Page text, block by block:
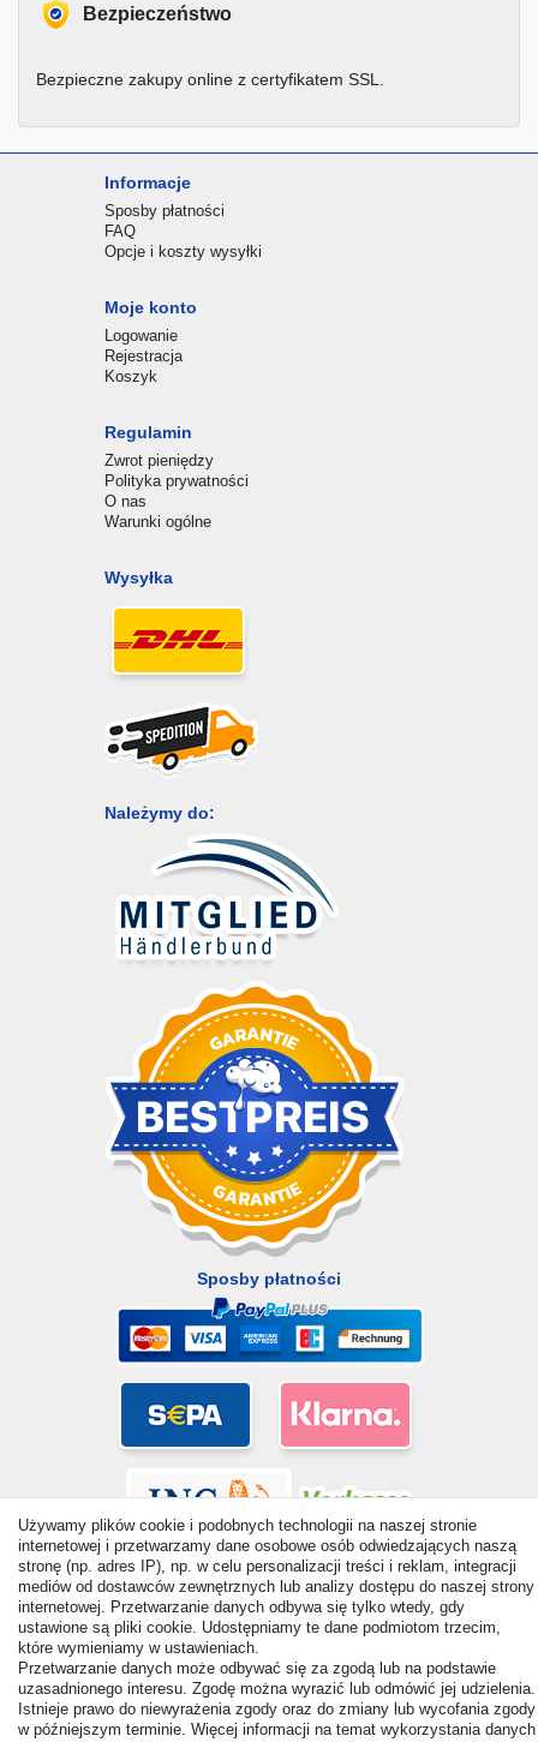
Bezpieczeństwo
Bezpieczne zakupy online z certyfikatem SSL.
Informacje
Sposby płatności
FAQ
Opcje i koszty wysyłki
Moje konto
Logowanie
Rejestracja
Koszyk
Regulamin
Zwrot pieniędzy
Polityka prywatności
O nas
Warunki ogólne
Wysyłka
Należymy do:
Sposby płatności
© Copyright 2026 | Wszelkie prawa zastrzezone. - All rights
reserved. Prices incl. VAT. 19% VAT Basic prices see article detail
| * Applies to deliveries to the UK!
Używamy plików cookie i podobnych technologii na naszej stronie
internetowej i przetwarzamy dane osobowe osób odwiedzających naszą
stronę (np. adres IP), np. w celu personalizacji treści i reklam, integracji
mediów od dostawców zewnętrznych lub analizy dostępu do naszej strony
internetowej. Przetwarzanie danych odbywa się tylko wtedy, gdy
ustawione są pliki cookie. Udostępniamy te dane podmiotom trzecim,
które wymieniamy w ustawieniach.
Przetwarzanie danych może odbywać się za zgodą lub na podstawie
uzasadnionego interesu. Zgodę można wyrazić lub odmówić jej udzielenia.
Istnieje prawo do niewyrażenia zgody oraz do zmiany lub wycofania zgody
w późniejszym terminie. Więcej informacji na temat wykorzystania danych